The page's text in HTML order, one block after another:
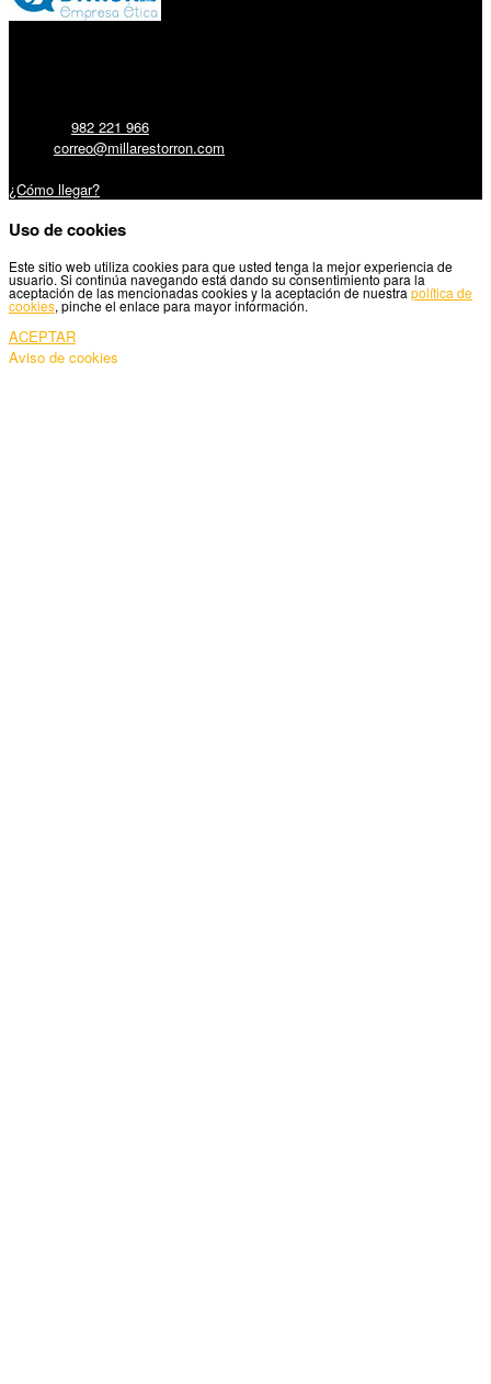
982 221 966
correo@millarestorron.com
¿Cómo llegar?
Uso de cookies
Este sitio web utiliza cookies para que usted tenga la mejor experiencia de
usuario. Si continúa navegando está dando su consentimiento para la
aceptación de las mencionadas cookies y la aceptación de nuestra política de
cookies, pinche el enlace para mayor información.
ACEPTAR
Aviso de cookies